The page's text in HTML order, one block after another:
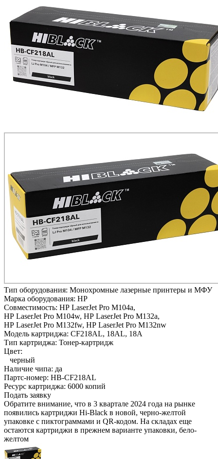
Тип оборудования: Монохромные лазерные принтеры и МФУ
Марка оборудования: HP
Совместимость: HP LaserJet Pro M104a,
HP LaserJet Pro M104w, HP LaserJet Pro M132a,
HP LaserJet Pro M132fw, HP LaserJet Pro M132nw
Модель картриджа: CF218AL, 18AL, 18A
Тип картриджа: Тонер-картридж
Цвет:
черный
Наличие чипа: да
Партс-номер: HB-CF218AL
Ресурс картриджа: 6000 копий
Подать заявку
Обратите внимание, что в 3 квартале 2024 года на рынке
появились картриджи Hi-Black в новой, черно-желтой
упаковке с пиктограммами и QR-кодом. На складах еще
остаются картриджи в прежнем варианте упаковки, бело-
желтом